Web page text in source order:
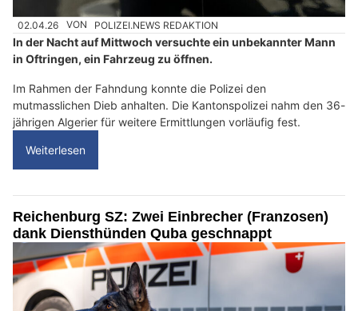
02.04.26 VON POLIZEI.NEWS REDAKTION
In der Nacht auf Mittwoch versuchte ein unbekannter Mann
in Oftringen, ein Fahrzeug zu öffnen.
Im Rahmen der Fahndung konnte die Polizei den
mutmasslichen Dieb anhalten. Die Kantonspolizei nahm den 36-
jährigen Algerier für weitere Ermittlungen vorläufig fest.
Weiterlesen
Reichenburg SZ: Zwei Einbrecher (Franzosen)
dank Diensthünden Quba geschnappt